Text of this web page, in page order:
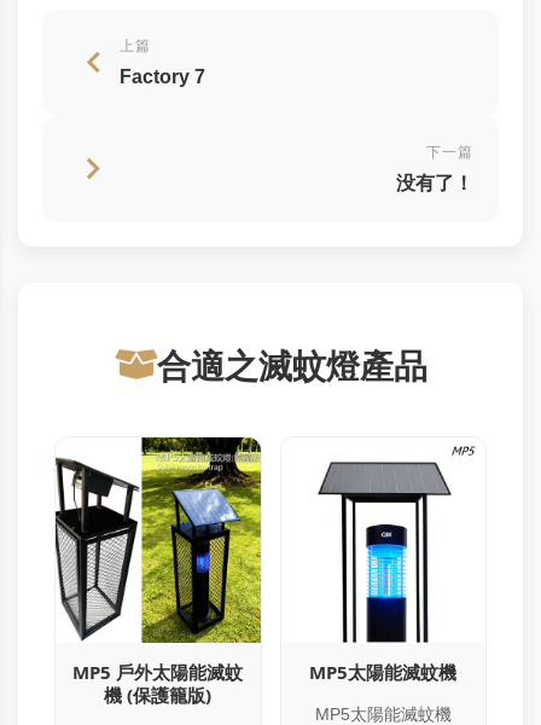
上篇
Factory 7
下一篇
没有了！
合適之滅蚊燈產品
MP5 戶外太陽能滅蚊
機 (保護籠版)
MP5太陽能滅蚊機
MP5太陽能滅蚊機